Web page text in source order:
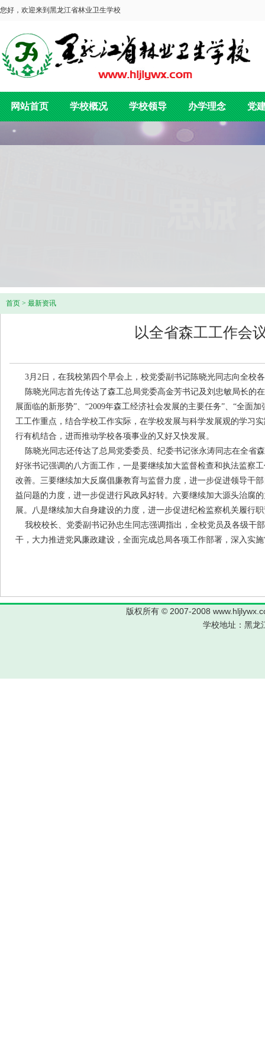
您好，欢迎来到黑龙江省林业卫生学校
网站首页 学校概况 学校领导 办学理念 党
首页 > 最新资讯
以全省森工工作会
3月2日，在我校第四个早会上，校党委副书记陈晓光同志向全校
陈晓光同志首先传达了森工总局党委高金芳书记及刘忠敏局长的
展面临的新形势”、“2009年森工经济社会发展的主要任务”、“全面
工工作重点，结合学校工作实际，在学校发展与科学发展观的学习
行有机结合，进而推动学校各项事业的又好又快发展。
陈晓光同志还传达了总局党委委员、纪委书记张永涛同志在全省
好张书记强调的八方面工作，一是要继续加大监督检查和执法监察
改善。三要继续加大反腐倡廉教育与监督力度，进一步促进领导干
益问题的力度，进一步促进行风政风好转。六要继续加大源头治腐
展。八是继续加大自身建设的力度，进一步促进纪检监察机关履行
我校校长、党委副书记孙忠生同志强调指出，全校党员及各级干
干，大力推进党风廉政建设，全面完成总局各项工作部署，深入实
版权所有 © 2007-2008
学校地址：黑龙